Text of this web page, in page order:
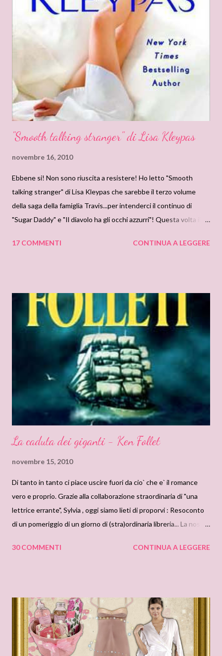
con quei due protagonisti e quella ambientazione! Dunque che
aspettate, leggete e scegliete un lui, una lei e una location e
avrete nientemeno che una storia su misura! Ecco le opzioni: I
LUI... Sergio Un architetto di Caserta. Vive a Firenze per lavoro,
ma ogni volta che può ritorna nella sua amata città natale,...
"Smooth talking stranger" di Lisa Kleypas
novembre 16, 2010
Ebbene si! Non sono riuscita a resistere! Ho letto "Smooth
talking stranger" di Lisa Kleypas che sarebbe il terzo volume
della saga della famiglia Travis...per intenderci il continuo di
"Sugar Daddy" e "Il diavolo ha gli occhi azzurri"! Questa volta il
mi ha avvertito: "Ele, è in inglese ed è un tomo: sarà una
pubblicazione in italiano! Per cui avviso che chi non vuole
leggere spoilers, è meglio che salti... Vi riassumo un pò la storia:
Ella si ritrova a doversi occupare del nipote neonato, affidatogli
dalla sorella (qui la storia è contorta, meglio soprassedere!). Ella
è convinta che il padre possa essere Jack Travis, così un giorno
arriva nel suo ufficio e pret...
17 COMMENTI CONTINUA A LEGGERE
La caduta dei giganti - Ken Follet
novembre 15, 2010
Di tanto in tanto ci piace uscire fuori da cio` che e` il romance
vero e proprio. Grazie alla collaborazione straordinaria di "una
lettrice errante", Sylvia , oggi siamo lieti di proporvi : Resoconto
di un pomeriggio di un giorno di (stra)ordinaria libreria... La nostra
gomitate)l'autografo di Ken Follet su uno dei suoi romanzi: “Un
(troverete la risposta leggendo il resto del post): "Quanti anni
aveva la nostra inviata speciale quando lesse per la prima volta I
Pilastri della Terra ?" Ora, chiudete gli occhi, fate 5 giri intorno
alla scrivania e tornate a vedere se avete vinto il libro che sara'
30 COMMENTI CONTINUA A LEGGERE